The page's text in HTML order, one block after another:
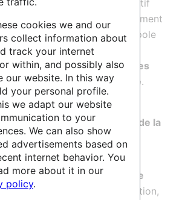
Ouest
, propose un dispositif
d’assistance et d’accompagnement
de recherche de la métropole
sur l’ensemble des volets
la gestion des données, des
des logiciels de la recherche.
proposés sont :
raisonnée des données de la
algorithmes et codes
à larédaction de
gestion de données
: formation,
cookies we and our
collect information about
track your internet
within, and possibly also
our website. In this way
your personal profile.
we adapt our website
to your
We can also show
advertisements based on
internet behavior. You
more about it in our
policy.